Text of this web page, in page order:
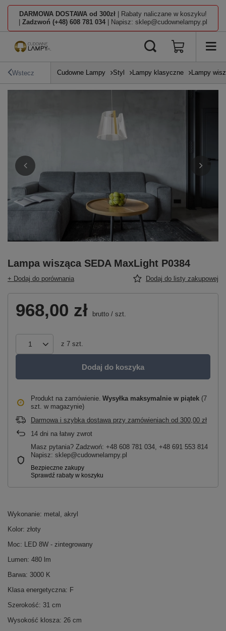
DARMOWA DOSTAWA od 300zł | Rabaty naliczane w koszyku!
Zadzwoń (+48) 608 781 034 | Napisz: sklep@cudownelampy.pl
Wstecz Cudowne Lampy Styl Lampy klasyczne Lampy
Lampa wisząca SEDA MaxLight P0384
+ Dodaj do porównania Dodaj do listy zakupowej
968,00 zł brutto / szt.
z 7 szt.
Dodaj do koszyka
Produkt na zamówienie Wysyłka maksymalnie w piątek (7
szt. w magazynie)
Darmowa i szybka dostawa przy zamówieniach od 300,00 zł
14 dni na łatwy zwrot
Masz pytania? Zadzwoń: +48 608 781 034, +48 691 553 814
Napisz: sklep@cudownelampy.pl
Wykonanie: metal, akryl
Kolor: złoty
Moc: LED 8W - zintegrowany
Lumen: 480 lm
Barwa: 3000 K
Klasa energetyczna: F
Szerokość: 31 cm
Wysokość klosza: 26 cm